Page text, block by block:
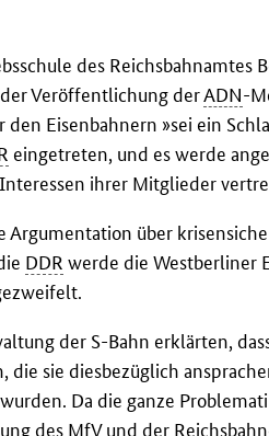
des Reichsbahnamtes
Veröffentlichung derADN-
Eisenbahnern »sei ein
eingetreten, und es werde
ihrer Mitglieder
Argumentation über
DDR werde die Westberliner
der S-Bahn erklärten,
die sie diesbezüglich
Da die ganze
des MfVund der